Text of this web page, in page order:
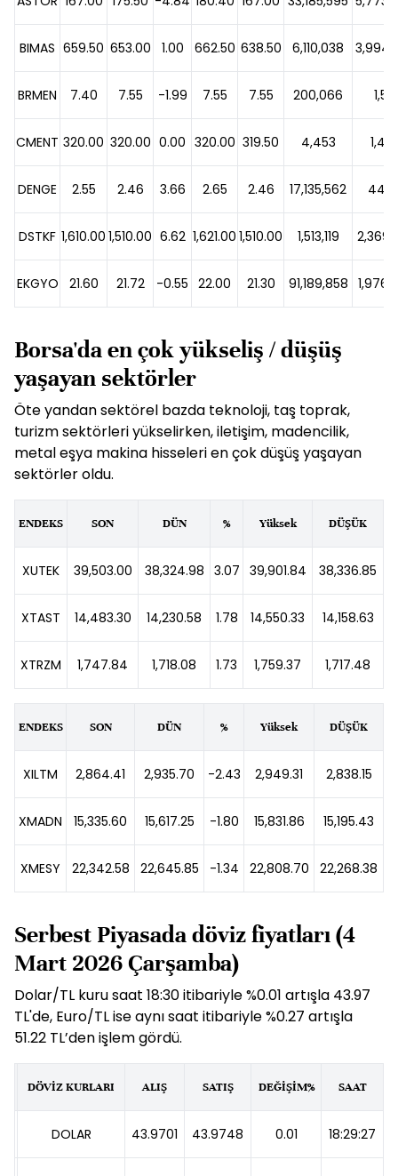
BIMAS 659.50 653.00 1.00 662.50 638.50 6,110,038
BRMEN 7.40 7.55 -1.99 7.55 7.55 200,066
CMENT 320.00 320.00 0.00 320.00 319.50 4,453
DENGE 2.55 2.46 3.66 2.65 2.46 17,135,562
DSTKF 1,610.00 1,510.00 6.62 1,621.00 1,510.00 1,513,119
EKGYO 21.60 21.72 -0.55 22.00 21.30 91,189,858
Borsa'da en çok yükseliş / düşüş
yaşayan sektörler
Öte yandan sektörel bazda teknoloji, taş toprak,
turizm sektörleri yükselirken, iletişim, madencilik,
metal eşya makina hisseleri en çok düşüş yaşayan
sektörler oldu.
ENDEKS SON DÜN % Yüksek DÜŞÜK
XUTEK 39,503.00 38,324.98 3.07 39,901.84 38,336.85
XTAST 14,483.30 14,230.58 1.78 14,550.33 14,158.63
XTRZM 1,747.84 1,718.08 1.73 1,759.37 1,717.48
ENDEKS SON DÜN % Yüksek DÜŞÜK
XILTM 2,864.41 2,935.70 -2.43 2,949.31 2,838.15
XMADN 15,335.60 15,617.25 -1.80 15,831.86 15,195.43
XMESY 22,342.58 22,645.85 -1.34 22,808.70 22,268.38
Serbest Piyasada döviz fiyatları (4
Mart 2026 Çarşamba)
Dolar/TL kuru saat 18:30 itibariyle %0.01 artışla 43.97
TL'de, Euro/TL ise aynı saat itibariyle %0.27 artışla
51.22 TL’den işlem gördü.
DÖVİZ KURLARI ALIŞ SATIŞ DEĞİŞİM% SAAT
DOLAR 43.9701 43.9748 0.01 18:29:27